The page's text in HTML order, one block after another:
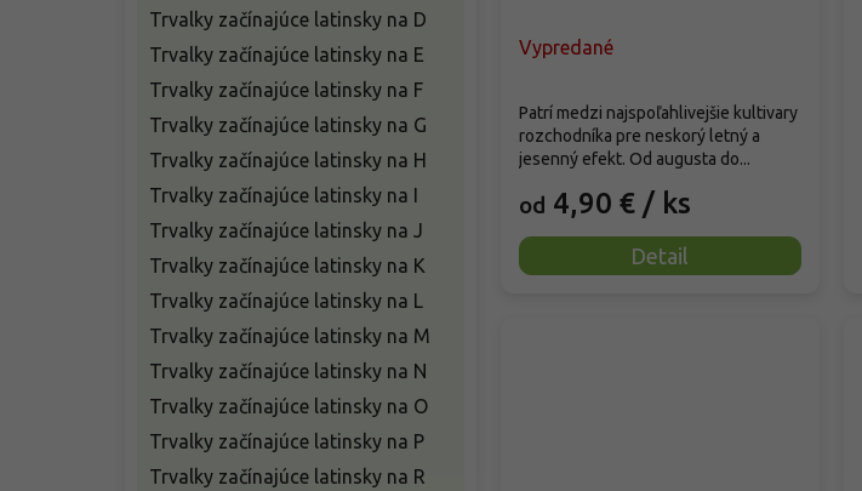
Trvalky začínajúce latinsky na D
Trvalky začínajúce latinsky na E
Trvalky začínajúce latinsky na F
Trvalky začínajúce latinsky na G
Trvalky začínajúce latinsky na H
Trvalky začínajúce latinsky na I
Trvalky začínajúce latinsky na J
Trvalky začínajúce latinsky na K
Trvalky začínajúce latinsky na L
Trvalky začínajúce latinsky na M
Trvalky začínajúce latinsky na N
Trvalky začínajúce latinsky na O
Trvalky začínajúce latinsky na P
Trvalky začínajúce latinsky na R
Vypredané
od 4,90 € / ks
Detail
Patrí medzi najspoľahlivejšie kultivary
rozchodníka pre neskorý letný a
jesenný efekt. Od augusta do...